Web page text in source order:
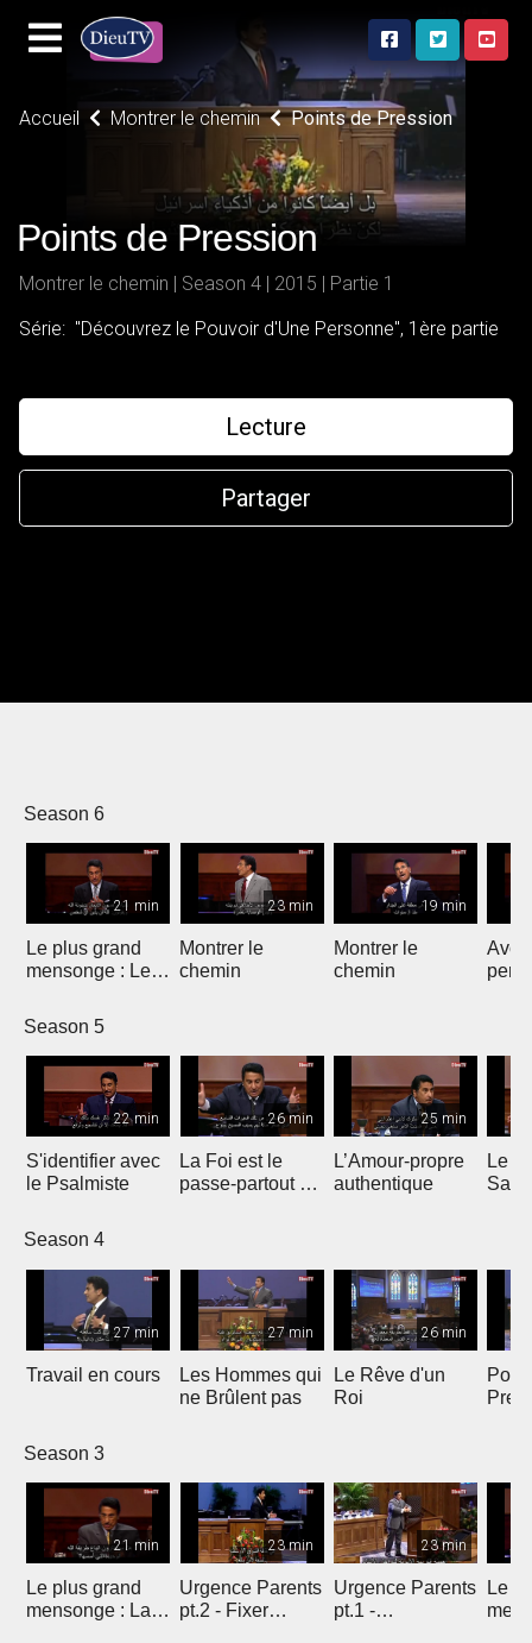
Accueil Montrer le chemin Points de Pression
Points de Pression
Montrer le chemin | Season 4 | 2015 | Partie 1
Série: "Découvrez le Pouvoir d'Une Personne", 1ère partie
Lecture
Partager
Season 6
21 min
Le plus grand
mensonge : Le
23 min
Montrer le
chemin
19 min
Montrer le
chemin
Season 5
22 min
S'identifier avec
le Psalmiste
26 min
La Foi est le
passe-partout de
25 min
L’Amour-propre
authentique
Le
Sain
Season 4
27 min
Travail en cours
27 min
Les Hommes qui
ne Brûlent pas
26 min
Le Rêve d'un
Roi
Season 3
21 min
Le plus grand
mensonge : La
23 min
Urgence Parents
pt.2 - Fixer
23 min
Urgence Parents
pt.1 -
Le